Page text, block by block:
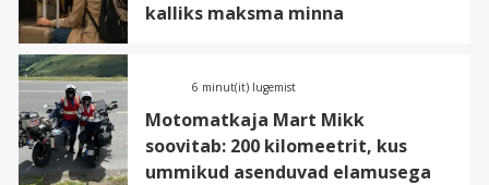
kalliks maksma minna
6 minut(it) lugemist
Motomatkaja Mart Mikk
soovitab: 200 kilomeetrit, kus
ummikud asenduvad elamusega